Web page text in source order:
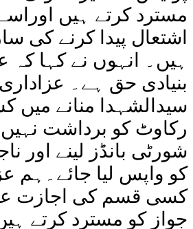
مسترد کرتے ہیں
اشتعال پیدا کرنے کی
ہیں۔ انہوں نے کہا کہ
بنیادی حق ہے۔
سیدالشہدا منانے
رکاوٹ کو برداشت
شورٹی بانڈز لینے اور
کو واپس لیا جائے۔ہم
کسی قسم کی اجازت
جواز کو مسترد کرتے